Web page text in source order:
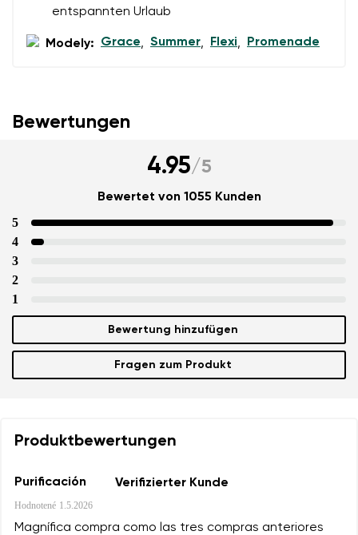
entspannten Urlaub
Modely: Grace, Summer, Flexi, Promenade
Bewertungen
4.95/5
Bewertet von 1055 Kunden
5
4
3
2
1
Bewertung hinzufügen
Fragen zum Produkt
Produktbewertungen
Purificación Verifizierter Kunde
Hodnotené 1.5.2026
Magnífica compra como las tres compras anteriores